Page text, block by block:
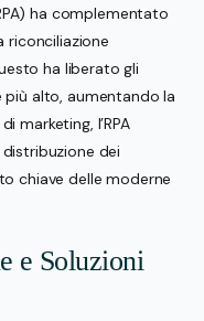
ha complementato
riconciliazione
ha liberato gli
alto, aumentando la
marketing, l’RPA
dei
chiave delle moderne
e Soluzioni